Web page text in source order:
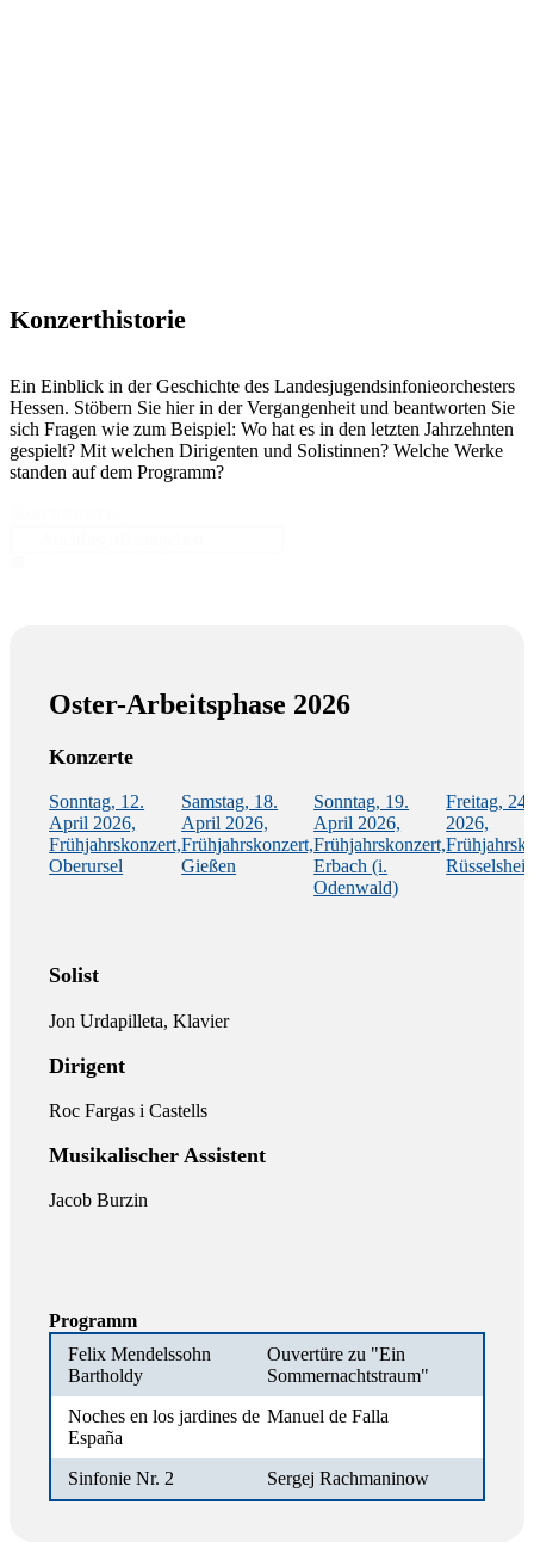
Konzerthistorie
Ein Einblick in der Geschichte des Landesjugendsinfonieorchesters
Hessen. Stöbern Sie hier in der Vergangenheit und beantworten Sie
sich Fragen wie zum Beispiel: Wo hat es in den letzten Jahrzehnten
gespielt? Mit welchen Dirigenten und Solistinnen? Welche Werke
standen auf dem Programm?
Oster-Arbeitsphase 2026
Konzerte
Sonntag, 12.
April 2026,
Frühjahrskonzert,
Oberursel
Samstag, 18.
April 2026,
Frühjahrskonzert,
Gießen
Sonntag, 19.
April 2026,
Frühjahrskonzert,
Erbach (i.
Odenwald)
Freitag,
2026,
Solist
Jon Urdapilleta, Klavier
Dirigent
Roc Fargas i Castells
Musikalischer Assistent
Jacob Burzin
Programm
Felix Mendelssohn
Bartholdy
Ouvertüre zu "Ein
Sommernachtstraum"
Noches en los jardines de
España
Manuel de Falla
Sinfonie Nr. 2 Sergej Rachmaninow